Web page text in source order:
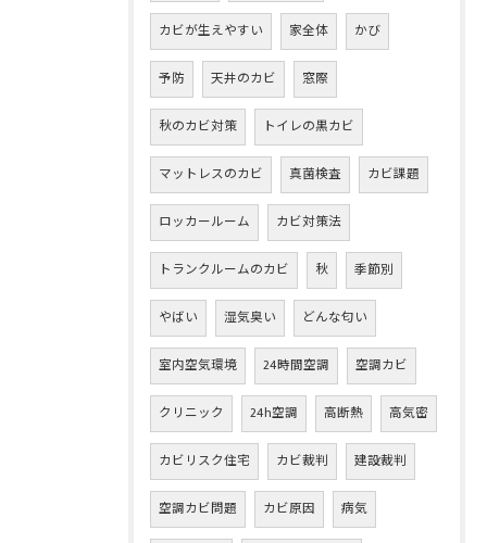
カビが生えやすい 家全体 かび
予防 天井のカビ 窓際
秋のカビ対策 トイレの黒カビ
マットレスのカビ 真菌検査 カビ課題
ロッカールーム カビ対策法
トランクルームのカビ 秋 季節別
やばい 湿気臭い どんな匂い
室内空気環境 24時間空調 空調カビ
クリニック 24h空調 高断熱 高気密
カビリスク住宅 カビ裁判 建設裁判
空調カビ問題 カビ原因 病気